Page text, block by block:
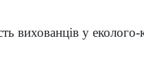
вихованців у